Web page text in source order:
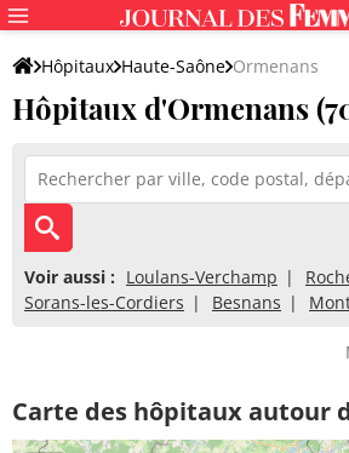
Hôpitaux Haute-Saône Ormenans
Hôpitaux d'Ormenans
Voir aussi : Loulans-Verchamp
Sorans-les-Cordiers
Besnans
Carte des hôpitaux autour